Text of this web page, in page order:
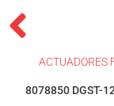
ACTUADORES
8078850 DGST-